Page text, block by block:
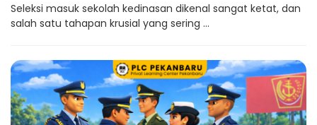
Seleksi masuk sekolah kedinasan dikenal sangat ketat, dan
salah satu tahapan krusial yang sering ...